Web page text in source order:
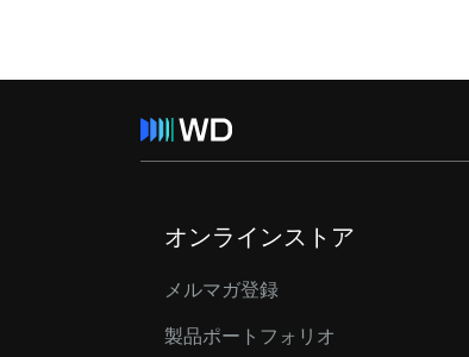
オンラインストア
メルマガ登録
製品ポートフォリオ